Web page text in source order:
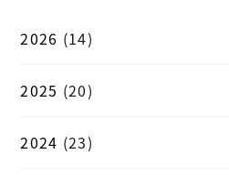
2026 (14)
2025 (20)
2024 (23)